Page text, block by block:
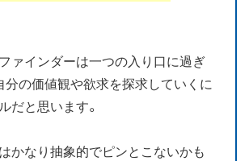
ァインダーは一つの入り口に過ぎ
分の価値観や欲求を探求していくに
だと思います。
かなり抽象的でピンとこないかも